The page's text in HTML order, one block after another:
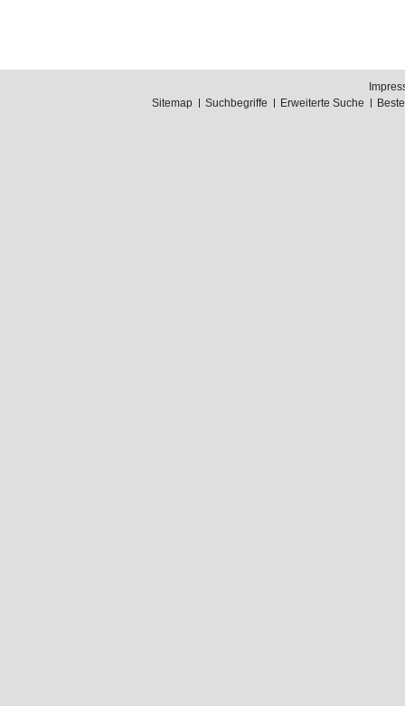
Sitemap
Suchbegriffe Erweiterte Suche